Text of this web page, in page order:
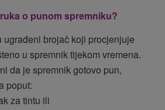
o punom spremniku?
ugrađeni brojač koji procjenjuje
u spremnik tijekom vremena.
da je spremnik gotovo pun,
poput:
za tintu ili